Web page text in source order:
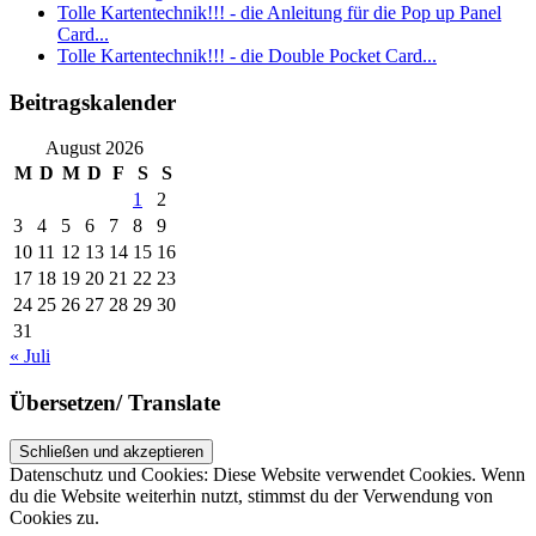
Tolle Kartentechnik!!! - die Anleitung für die Pop up Panel
Card...
Tolle Kartentechnik!!! - die Double Pocket Card...
Beitragskalender
August 2026
M D M D F S
S
1
2
3
4 5 6 7 8
9
10 11 12 13 14 15 16
17 18 19 20 21 22 23
24 25 26 27 28 29 30
31
« Juli
Übersetzen/ Translate
Datenschutz und Cookies: Diese Website verwendet Cookies. Wenn
du die Website weiterhin nutzt, stimmst du der Verwendung von
Cookies zu.